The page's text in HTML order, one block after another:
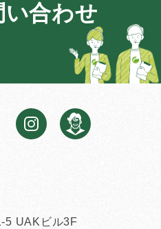
い合わせ
5 UAKビル3F